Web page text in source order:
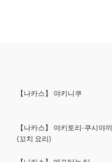
【나카스】 야키니쿠
【나카스】 야키토리·쿠시야끼
(꼬치 요리)